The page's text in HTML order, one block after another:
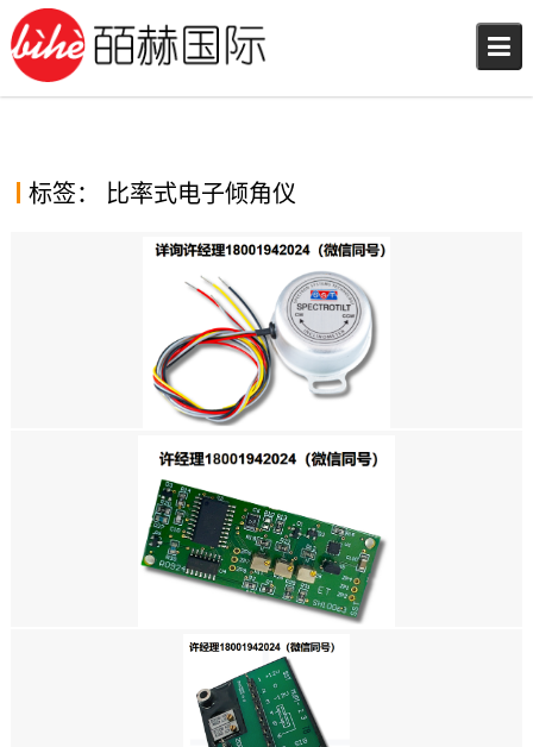
Skip
to
content
标签： 比率式电子倾角仪
进口代理SPECTRON SPECTROTILT™比率式电子倾角仪、SPECTRON
SSY0185-HRS、SPECTRON SSY0185-HRH、 SPECTRON SSY0185-VRH
美国SPECTRON-SA40072单通道 信号调节器 SA40072 ， SPECTRON进